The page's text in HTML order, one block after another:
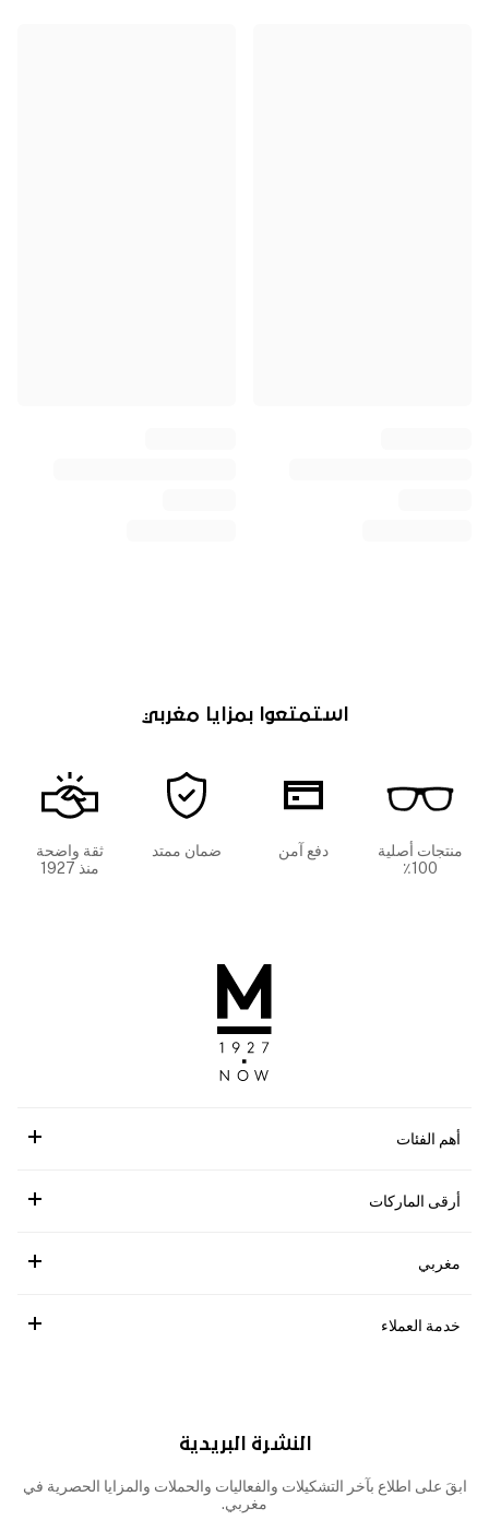
استمتعوا بمزايا مغربي
منتجات أصلية
100٪
دفع آمن ضمان ممتد
ثقة واضحة
منذ 1927
أهم الفئات
أرقى الماركات
مغربي
خدمة العملاء
النشرة البريدية
ابقَ على اطلاع بآخر التشكيلات والفعاليات والحملات والمزايا الحصرية في
مغربي.